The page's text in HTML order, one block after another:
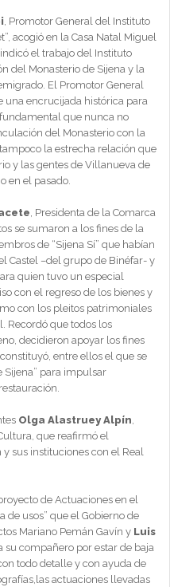
, Promotor General del Instituto
acogió en la Casa Natal Miguel
el trabajo del Instituto
del Monasterio de Sijena y la
El Promotor General
una encrucijada histórica para
que nunca no
del Monasterio con la
la estrecha relación que
y las gentes de Villanueva de
en el pasado.
, Presidenta de la Comarca
se sumaron a los fines de la
de “Sijena Sí” que habían
Castel –del grupo de Binéfar- y
quien tuvo un especial
con el regreso de los bienes y
con los pleitos patrimoniales
Recordó que todos los
decidieron apoyar los fines
entre ellos el que se
Sijena” para impulsar
Olga Alastruey Alpín,
que reafirmó el
sus instituciones con el Real
de Actuaciones en el
de usos” que el Gobierno de
Mariano Pemán Gavín y Luis
su compañero por estar de baja
todo detalle y con ayuda de
actuaciones llevadas